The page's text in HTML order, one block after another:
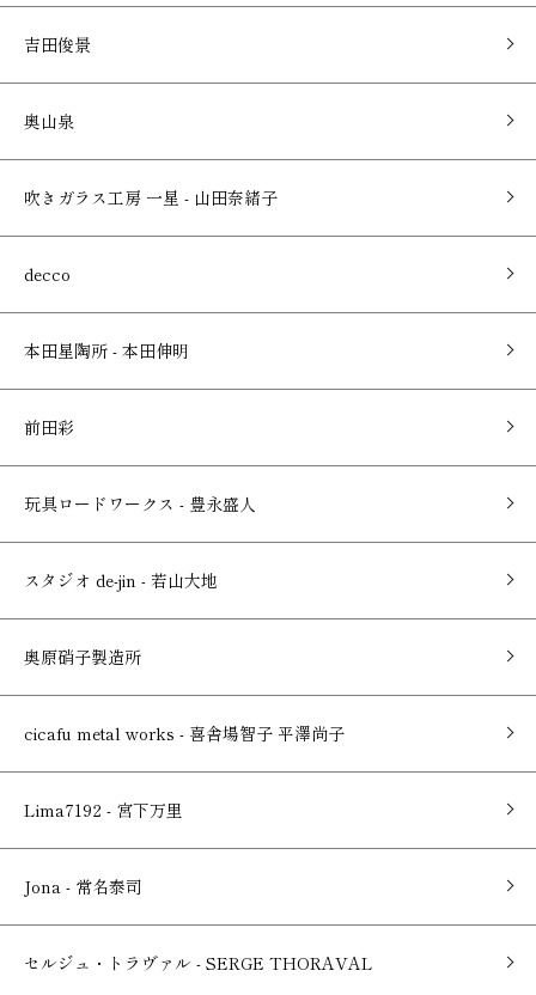
吉田俊景
奥山泉
吹きガラス工房 一星 - 山田奈緒子
decco
本田星陶所 - 本田伸明
前田彩
玩具ロードワークス - 豊永盛人
スタジオ de-jin - 若山大地
奥原硝子製造所
cicafu metal works - 喜舎場智子 平澤尚子
Lima7192 - 宮下万里
Jona - 常名泰司
セルジュ・トラヴァル - SERGE THORAVAL